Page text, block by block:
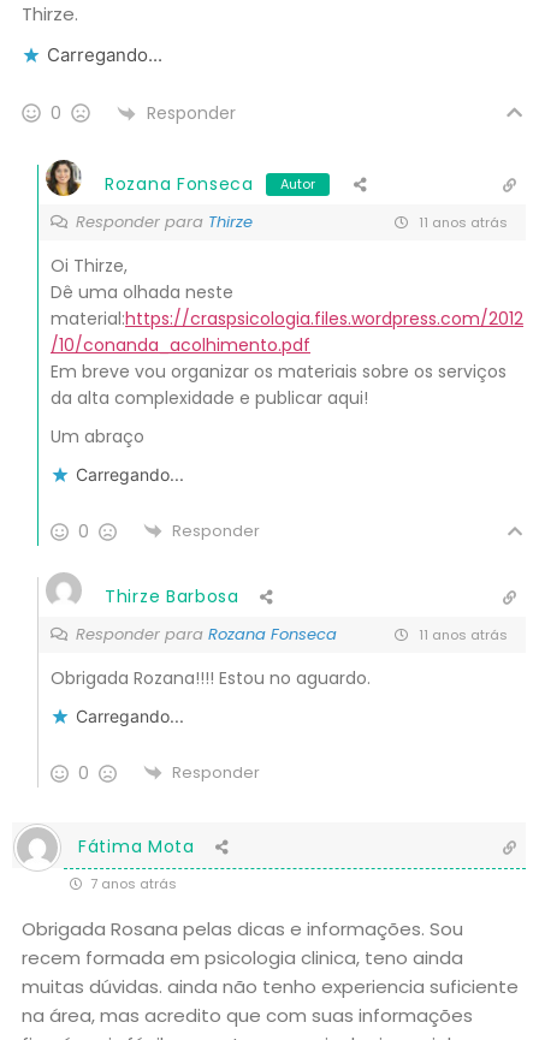
Thirze.
Carregando...
0 Responder
Rozana Fonseca Autor
Responder para Thirze 11 anos atrás
Oi Thirze,
Dê uma olhada neste
material:https://craspsicologia.files.wordpress.com/2012
/10/conanda_acolhimento.pdf
Em breve vou organizar os materiais sobre os serviços
da alta complexidade e publicar aqui!
Um abraço
Carregando...
0 Responder
Thirze Barbosa
Responder para Rozana Fonseca 11 anos atrás
Obrigada Rozana!!!! Estou no aguardo.
Carregando...
0 Responder
Fátima Mota
7 anos atrás
Obrigada Rosana pelas dicas e informações. Sou
recem formada em psicologia clinica, teno ainda
muitas dúvidas. ainda não tenho experiencia suficiente
na área, mas acredito que com suas informações